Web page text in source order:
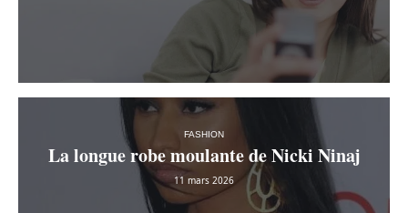
FASHION
La longue robe moulante de Nicki Ninaj
11 mars 2026